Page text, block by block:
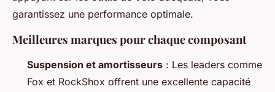
garantissez une performance optimale.
Meilleures marques pour chaque composant
Suspension et amortisseurs : Les leaders comme
Fox et RockShox offrent une excellente capacité